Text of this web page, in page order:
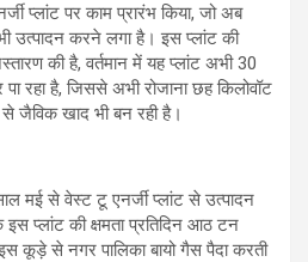
प्लांट पर काम प्रारंभ किया, जो अब
उत्पादन करने लगा है। इस प्लांट की
की है, वर्तमान में यह प्लांट अभी 30
रहा है, जिससे अभी रोजाना छह किलोवॉट
जैविक खाद भी बन रही है।
मई से वेस्ट टू एनर्जी प्लांट से उत्पादन
इस प्लांट की क्षमता प्रतिदिन आठ टन
कूड़े से नगर पालिका बायो गैस पैदा करती